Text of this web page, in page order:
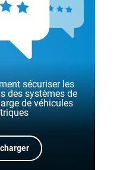
sécuriser les
des systèmes de
de véhicules